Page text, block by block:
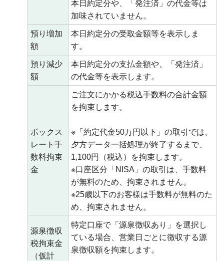
本日約定分や、「発注済」の代金等は
加味されていません。
預り増加
額
本日約定分の受取金額等を表示しま
す。
預り減少
額
本日約定分の支払金額や、「発注済」
の代金等を表示します。
ボックス
レート手
数料拘束
金
ご注文にかかる税込手数料の合計金額
を拘束します。
※「約定代金50万円以下」の取引では、
夕方データ一括処理が終了するまで、
1,100円（税込）を拘束します。
※口座区分「NISA」の取引は、手数料
が無料のため、拘束されません。
※25歳以下のお客様は手数料が無料のた
め、拘束されません。
源泉徴収
税拘束金
（仮計
特定口座で「源泉徴収あり」を選択し
ている場合、営業日ごとに徴収する源
泉徴収額を拘束します。